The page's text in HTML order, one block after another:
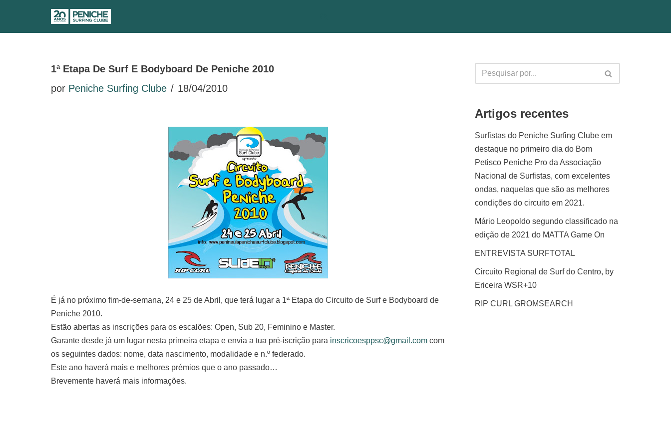
1ª Etapa De Surf E Bodyboard De Peniche 2010
por Peniche Surfing Clube 18/04/2010
É já no próximo fim-de-semana, 24 e 25 de Abril, que terá lugar a 1ª Etapa do Circuito de Surf e Bodyboard de
Peniche 2010.
Estão abertas as inscrições para os escalões: Open, Sub 20, Feminino e Master.
Garante desde já um lugar nesta primeira etapa e envia a tua pré-iscrição para inscricoesppsc@gmail.com com
os seguintes dados: nome, data nascimento, modalidade e n.º federado.
Este ano haverá mais e melhores prémios que o ano passado…
Brevemente haverá mais informações.
Artigos recentes
Surfistas do Peniche Surfing Clube em
destaque no primeiro dia do Bom
Petisco Peniche Pro da Associação
Nacional de Surfistas, com excelentes
ondas, naquelas que são as melhores
condições do circuito em 2021.
Mário Leopoldo segundo classificado na
edição de 2021 do MATTA Game On
ENTREVISTA SURFTOTAL
Circuito Regional de Surf do Centro, by
Ericeira WSR+10
RIP CURL GROMSEARCH